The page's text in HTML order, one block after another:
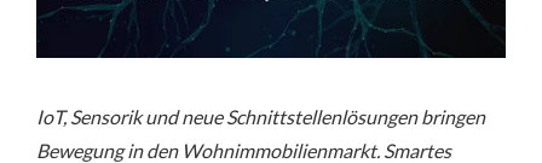
IoT, Sensorik und neue Schnittstellenlösungen bringen
Bewegung in den Wohnimmobilienmarkt. Smartes